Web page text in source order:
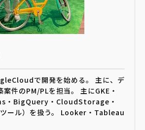
で開発を始める。 主に、デ
案件のPM/PLを担当。 主にGKE・
・BigQuery・CloudStorage・
ール）を扱う。 Looker・Tableau